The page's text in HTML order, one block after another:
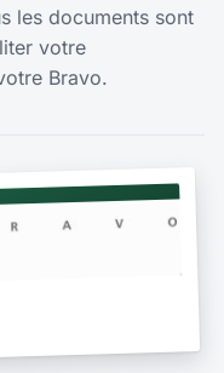
les documents sont
votre
Bravo.
2009